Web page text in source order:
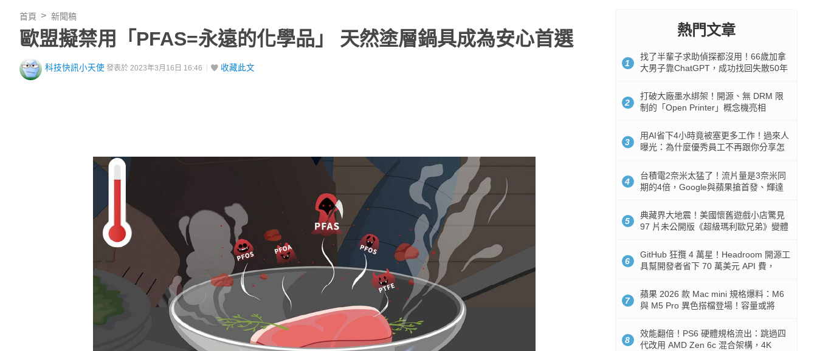
首頁 新聞稿
歐盟擬禁用「PFAS=永遠的化學品」 天然塗層鍋具成為安心首選
科技快訊小天使 發表於 2023年3月16日 16:46 收藏此文
熱門文章
1
找了半輩子求助偵探都沒用！66歲加拿
大男子靠ChatGPT，成功找回失散50年
2
打破大廠墨水綁架！開源、無 DRM 限
制的「Open Printer」概念機亮相
3
用AI省下4小時竟被塞更多工作！過來人
曝光：為什麼優秀員工不再跟你分享怎
4
台積電2奈米太猛了！流片量是3奈米同
期的4倍，Google與蘋果搶首發、輝達
5
典藏界大地震！美國懷舊遊戲小店驚見
97 片未公開版《超級瑪利歐兄弟》變體
6
GitHub 狂攬 4 萬星！Headroom 開源工
具幫開發者省下 70 萬美元 API 費，
7
蘋果 2026 款 Mac mini 規格爆料：M6
與 M5 Pro 異色搭檔登場！容量或將
8
效能翻倍！PS6 硬體規格流出：跳過四
代改用 AMD Zen 6c 混合架構，4K